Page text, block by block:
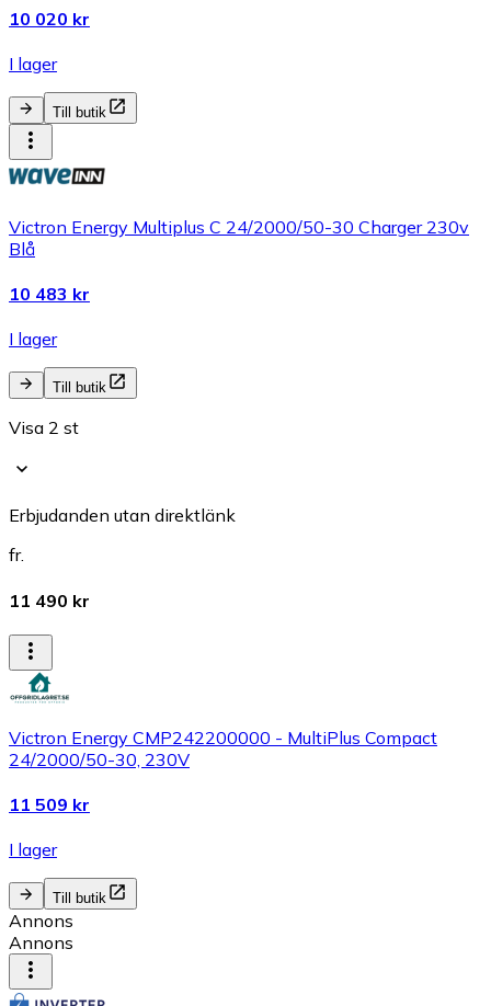
10 020 kr
I lager
Till butik
Victron Energy Multiplus C 24/2000/50-30 Charger 230v
Blå
10 483 kr
I lager
Till butik
Visa 2 st
Erbjudanden utan direktlänk
fr.
11 490 kr
Victron Energy CMP242200000 - MultiPlus Compact
24/2000/50-30, 230V
11 509 kr
I lager
Till butik
Annons
Annons